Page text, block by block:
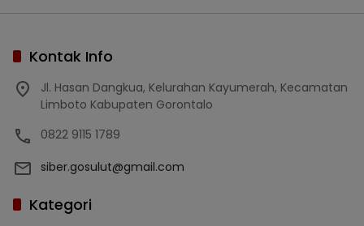
Kontak Info
Jl. Hasan Dangkua, Kelurahan Kayumerah, Kecamatan
Limboto Kabupaten Gorontalo
0822 9115 1789
siber.gosulut@gmail.com
Kategori